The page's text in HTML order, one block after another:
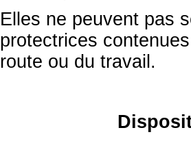
Elles ne peuvent pas
protectrices
route ou du travail.